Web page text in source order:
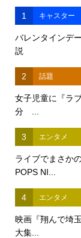
1 キャスター
バレンタインデ
説
2 話題
女子児童に『ラ
分 ...
3 エンタメ
ライブでまさか
POPS NI...
4 エンタメ
映画『翔んで埼
大集...